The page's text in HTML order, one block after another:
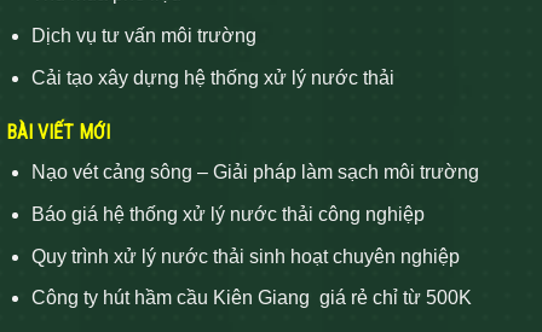
Dịch vụ tư vấn môi trường
Cải tạo xây dựng hệ thống xử lý nước thải
BÀI VIẾT MỚI
Nạo vét cảng sông – Giải pháp làm sạch môi trường
Báo giá hệ thống xử lý nước thải công nghiệp
Quy trình xử lý nước thải sinh hoạt chuyên nghiệp
Công ty hút hầm cầu Kiên Giang giá rẻ chỉ từ 500K